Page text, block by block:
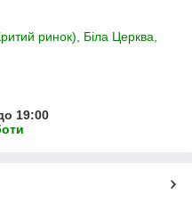
ринок), Біла Церква,
19:00